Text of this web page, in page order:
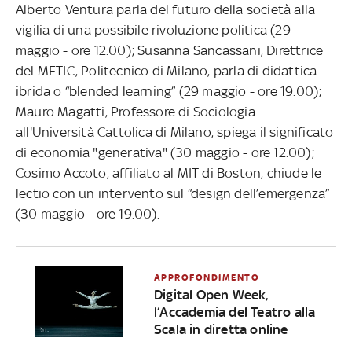
Alberto Ventura parla del futuro della società alla
vigilia di una possibile rivoluzione politica (29
maggio - ore 12.00); Susanna Sancassani, Direttrice
del METIC, Politecnico di Milano, parla di didattica
ibrida o “blended learning” (29 maggio - ore 19.00);
Mauro Magatti, Professore di Sociologia
all'Università Cattolica di Milano, spiega il significato
di economia "generativa" (30 maggio - ore 12.00);
Cosimo Accoto, affiliato al MIT di Boston, chiude le
lectio con un intervento sul “design dell’emergenza”
(30 maggio - ore 19.00).
APPROFONDIMENTO
Digital Open Week,
l’Accademia del Teatro alla
Scala in diretta online